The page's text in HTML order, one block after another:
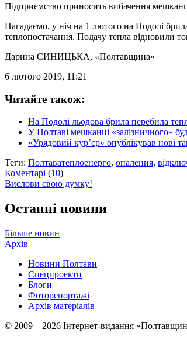
Підприємство приносить вибачення
Нагадаємо, у ніч на 1 лютого на Подолі
теплопостачання. Подачу тепла відновили
Дарина СИНИЦЬКА, «Полтавщина»
6 лютого 2019, 11:21
Читайте також:
На Подолі льодова брила перебила
У Полтаві мешканці «залізничного»
«Урядовий кур’єр» опублікував нові
Теги: Полтаватеплоенерго, опалення,
Коментарі (10)
Вислови свою думку!
Останні новини
Більше новин
Архів
Новини Полтави
Спецпроекти
Блоги
Фоторепортажі
Архів матеріалів
© 2009 – 2026 Інтернет-видання